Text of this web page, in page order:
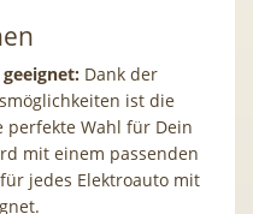
Dank der
ist die
perfekte Wahl für Dein
mit einem passenden
jedes Elektroauto mit